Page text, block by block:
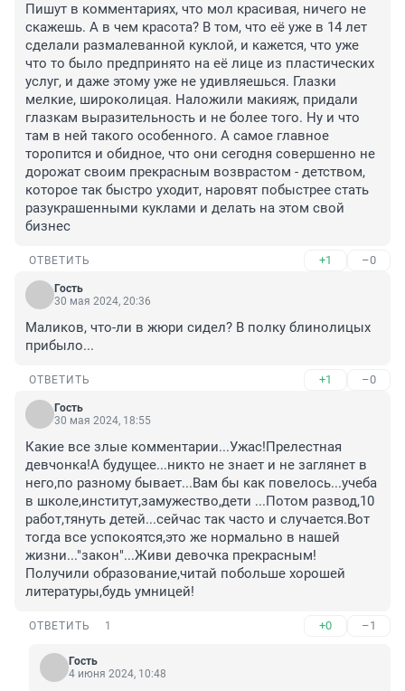
Пишут в комментариях, что мол красивая, ничего не
скажешь. А в чем красота? В том, что её уже в 14 лет
сделали размалеванной куклой, и кажется, что уже
что то было предпринято на её лице из пластических
услуг, и даже этому уже не удивляешься. Глазки
мелкие, широколицая. Наложили макияж, придали
глазкам выразительность и не более того. Ну и что
там в ней такого особенного. А самое главное
торопится и обидное, что они сегодня совершенно не
дорожат своим прекрасным возврастом - детством,
которое так быстро уходит, наровят побыстрее стать
разукрашенными куклами и делать на этом свой
бизнес
ОТВЕТИТЬ +1 –0
Гость
30 мая 2024, 20:36
Маликов, что-ли в жюри сидел? В полку блинолицых
прибыло...
ОТВЕТИТЬ +1 –0
Гость
30 мая 2024, 18:55
Какие все злые комментарии...Ужас!Прелестная
девчонка!А будущее...никто не знает и не заглянет в
него,по разному бывает...Вам бы как повелось...учеба
в школе,институт,замужество,дети ...Потом развод,10
работ,тянуть детей...сейчас так часто и случается.Вот
тогда все успокоятся,это же нормально в нашей
жизни..."закон"...Живи девочка прекрасным!
Получили образование,читай побольше хорошей
литературы,будь умницей!
ОТВЕТИТЬ 1 +0 –1
Гость
4 июня 2024, 10:48